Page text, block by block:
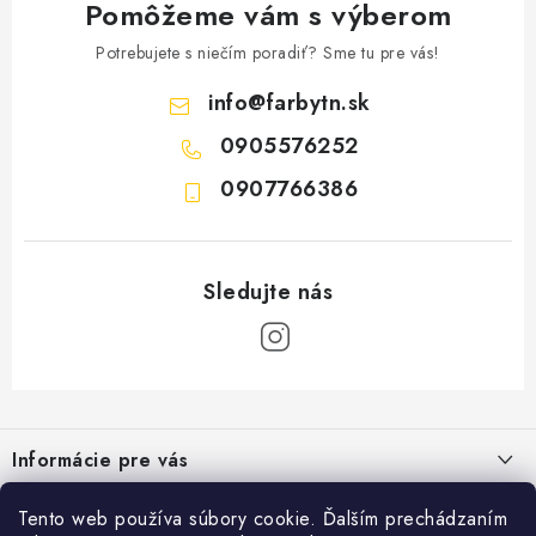
Tento web používa súbory cookie. Ďalším prechádzaním
Pomôžeme vám s výberom
Potrebujete s niečím poradiť? Sme tu pre vás!
info@farbytn.sk
0905576252
0907766386
p
ä
Informácie pre vás
Moja objednávka
Kontakt